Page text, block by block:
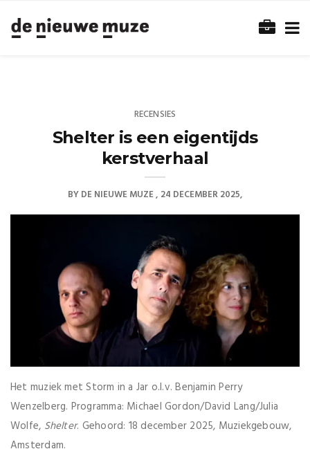
RECENSIES
Shelter is een eigentijds
kerstverhaal
BYDE NIEUWE MUZE 24 DECEMBER 2025
Het muziek met Storm in a Jar o.l.v. Benjamin Perry
Wenzelberg. Programma: Michael Gordon/David Lang/Julia
Wolfe, Shelter. Gehoord: 18 december 2025, Muziekgebouw,
Amsterdam.